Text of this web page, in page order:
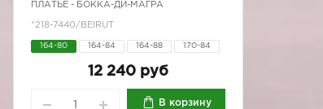
ПЛАТЬЕ - БОККА-ДИ-МАГРА
*218-7440/BEIRUT
164-80 164-84 164-88 170-84
12 240 руб
В корзину